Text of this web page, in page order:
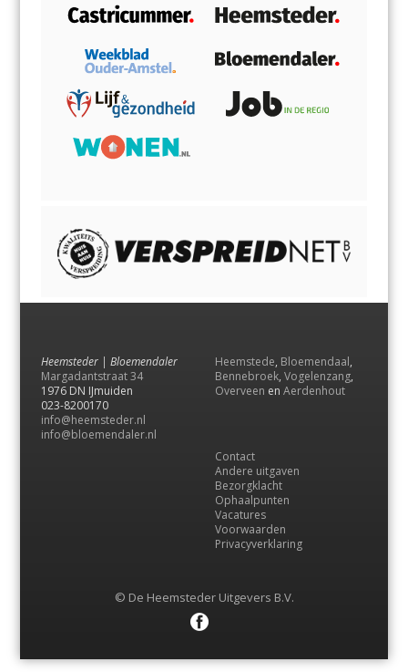
Heemsteder | Bloemendaler
Margadantstraat 34
1976 DN IJmuiden
023-8200170
info@heemsteder.nl
info@bloemendaler.nl
Heemstede, Bloemendaal,
Bennebroek, Vogelenzang,
Overveen en Aerdenhout
Contact
Andere uitgaven
Bezorgklacht
Ophaalpunten
Vacatures
Voorwaarden
Privacyverklaring
© De Heemsteder Uitgevers B.V.